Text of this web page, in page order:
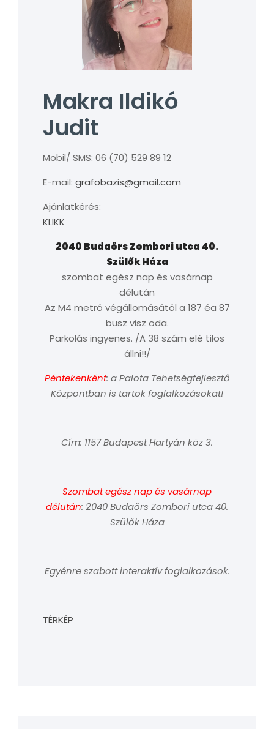
Makra Ildikó
Judit
Mobil/ SMS: 06 (70) 529 89 12
E-mail: grafobazis@gmail.com
Ajánlatkérés:
KLIKK
2040 Budaörs Zombori utca 40.
Szülők Háza
szombat egész nap és vasárnap
délután
Az M4 metró végállomásától a 187 éa 87
busz visz oda.
Parkolás ingyenes. /A 38 szám elé tilos
állni!!/
Péntekenként: a Palota Tehetségfejlesztő
Központban is tartok foglalkozásokat!
Cím: 1157 Budapest Hartyán köz 3.
Szombat egész nap és vasárnap
délután: 2040 Budaörs Zombori utca 40.
Szülők Háza
Egyénre szabott interaktív foglalkozások.
TÉRKÉP